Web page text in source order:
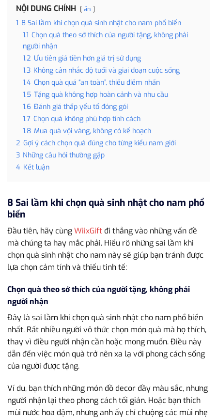
NỘI DUNG CHÍNH ẩn
1 8 Sai lầm khi chọn quà sinh nhật cho nam phổ biến
1.1 Chọn quà theo sở thích của người tặng, không phải
người nhận
1.2 Ưu tiên giá tiền hơn giá trị sử dụng
1.3 Không cân nhắc độ tuổi và giai đoạn cuộc sống
1.4 Chọn quà quá “an toàn”, thiếu điểm nhấn
1.5 Tặng quà không hợp hoàn cảnh và nhu cầu
1.6 Đánh giá thấp yếu tố đóng gói
1.7 Chọn quà không phù hợp tính cách
1.8 Mua quà vội vàng, không có kế hoạch
2 Gợi ý cách chọn quà đúng cho từng kiểu nam giới
3 Những câu hỏi thường gặp
4 Kết luận
8 Sai lầm khi chọn quà sinh nhật cho nam phổ
biến
Đầu tiên, hãy cùngWiixGift đi thẳng vào những vấn đề
mà chúng ta hay mắc phải. Hiểu rõ những sai lầm khi
chọn quà sinh nhật cho nam này sẽ giúp bạn tránh được
lựa chọn cảm tính và thiếu tinh tế:
Chọn quà theo sở thích của người tặng, không phải
người nhận
Đây là sai lầm khi chọn quà sinh nhật cho nam phổ biến
nhất. Rất nhiều người vô thức chọn món quà mà họ thích,
thay vì điều người nhận cần hoặc mong muốn. Điều này
dẫn đến việc món quà trở nên xa lạ với phong cách sống
của người được tặng.
Ví dụ, bạn thích những món đồ decor đầy màu sắc, nhưng
người nhận lại theo phong cách tối giản. Hoặc bạn thích
mùi nước hoa đậm, nhưng anh ấy chỉ chuộng các mùi nhẹ